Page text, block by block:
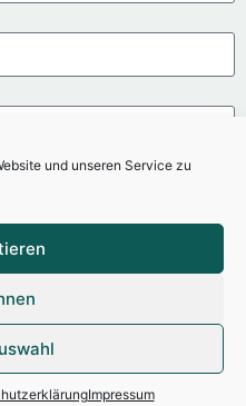
und unseren Service zu
Impressum
& JACOBS